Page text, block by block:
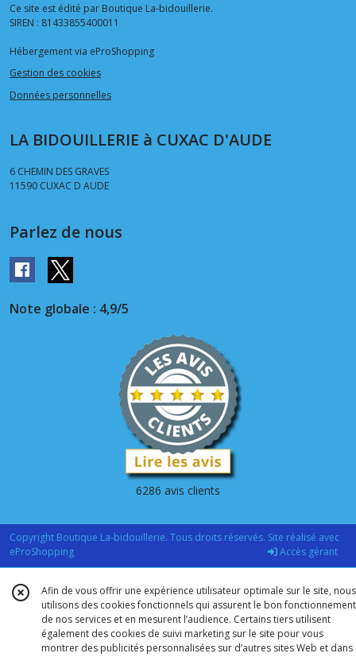
Ce site est édité par Boutique La-bidouillerie.
SIREN : 81433855400011
Hébergement via eProShopping
Gestion des cookies
Données personnelles
LA BIDOUILLERIE à CUXAC D'AUDE
6 CHEMIN DES GRAVES
11590 CUXAC D AUDE
Parlez de nous
Note globale : 4,9/5
6286 avis clients
Copyright Boutique La-bidouillerie. Tous droits réservés. Site réalisé avec
eProShopping
Accès gérant
Afin de vous offrir une expérience utilisateur optimale sur le site, nous
utilisons des cookies fonctionnels qui assurent le bon fonctionnement
de nos services et en mesurent l’audience. Certains tiers utilisent
également des cookies de suivi marketing sur le site pour vous
montrer des publicités personnalisées sur d’autres sites Web et dans